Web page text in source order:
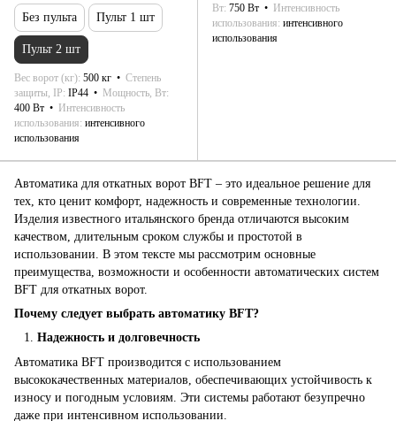
Автоматика для откатных ворот BFT – это идеальное решение для
тех, кто ценит комфорт, надежность и современные технологии.
Изделия известного итальянского бренда отличаются высоким
качеством, длительным сроком службы и простотой в
использовании. В этом тексте мы рассмотрим основные
преимущества, возможности и особенности автоматических систем
BFT для откатных ворот.
Почему следует выбрать автоматику BFT?
Надежность и долговечность
Автоматика BFT производится с использованием
высококачественных материалов, обеспечивающих устойчивость к
износу и погодным условиям. Эти системы работают безупречно
даже при интенсивном использовании.
Без пульта Пульт 1 шт
Пульт 2 шт
Вес ворот (кг) 500 кг
Степень
защиты, IP IP44
Мощность, Вт
400 Вт
Интенсивность
использования интенсивного
использования
Вт 750 Вт
Интенсивность
использования интенсивного
использования